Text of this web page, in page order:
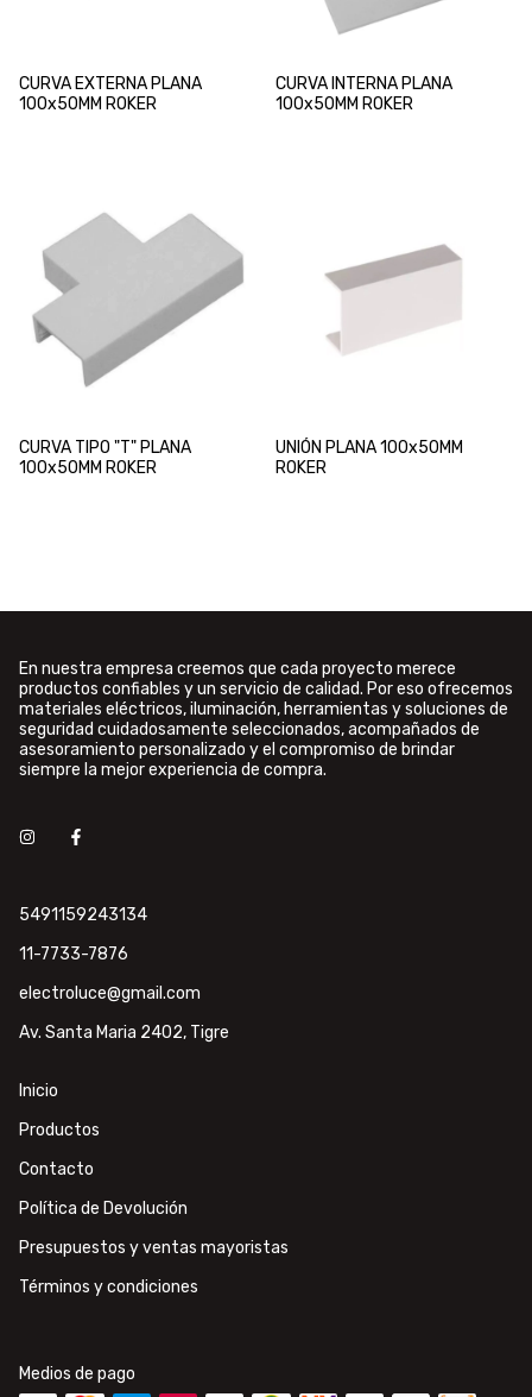
CURVA EXTERNA PLANA
100x50MM ROKER
CURVA INTERNA PLANA
100x50MM ROKER
CURVA TIPO "T" PLANA
100x50MM ROKER
UNIÓN PLANA 100x50MM
ROKER
En nuestra empresa creemos que cada proyecto merece
productos confiables y un servicio de calidad. Por eso ofrecemos
materiales eléctricos, iluminación, herramientas y soluciones de
seguridad cuidadosamente seleccionados, acompañados de
asesoramiento personalizado y el compromiso de brindar
siempre la mejor experiencia de compra.
5491159243134
11-7733-7876
electroluce@gmail.com
Av. Santa Maria 2402, Tigre
Inicio
Productos
Contacto
Política de Devolución
Presupuestos y ventas mayoristas
Términos y condiciones
Medios de pago